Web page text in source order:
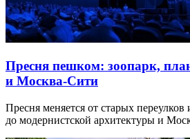
Пресня пешком: зоопарк,
и Москва-Сити
Пресня меняется от старых
до модернистской архитектуры и